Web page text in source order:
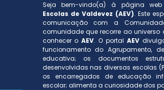
Seja bem-vindo(a) à página
Escolas de Valdevez (AEV). Este
comunicação com a
comunidade que recorre ao universo
conhecer oAEV. O portal AEV
funcionamento do Agrupamento,
educativa; os documentos
desenvolvidas nas diversas escolas
os encarregados de educação
escolar; alimenta a curiosidade dos